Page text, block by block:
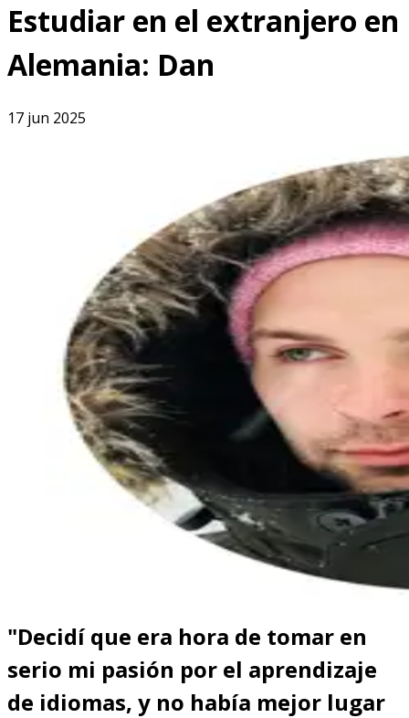
Estudiar en el extranjero en
Alemania: Dan
17 jun 2025
"Decidí que era hora de tomar en
serio mi pasión por el aprendizaje
de idiomas, y no había mejor lugar